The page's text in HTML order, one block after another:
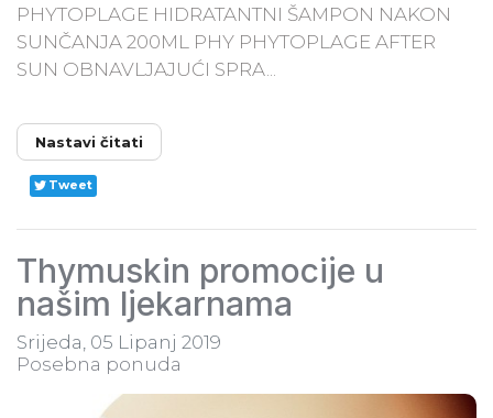
PHYTOPLAGE HIDRATANTNI ŠAMPON NAKON
SUNČANJA 200ML PHY PHYTOPLAGE AFTER
SUN OBNAVLJAJUĆI SPRA...
Nastavi čitati
Tweet
Thymuskin promocije u
našim ljekarnama
Srijeda, 05 Lipanj 2019
Posebna ponuda